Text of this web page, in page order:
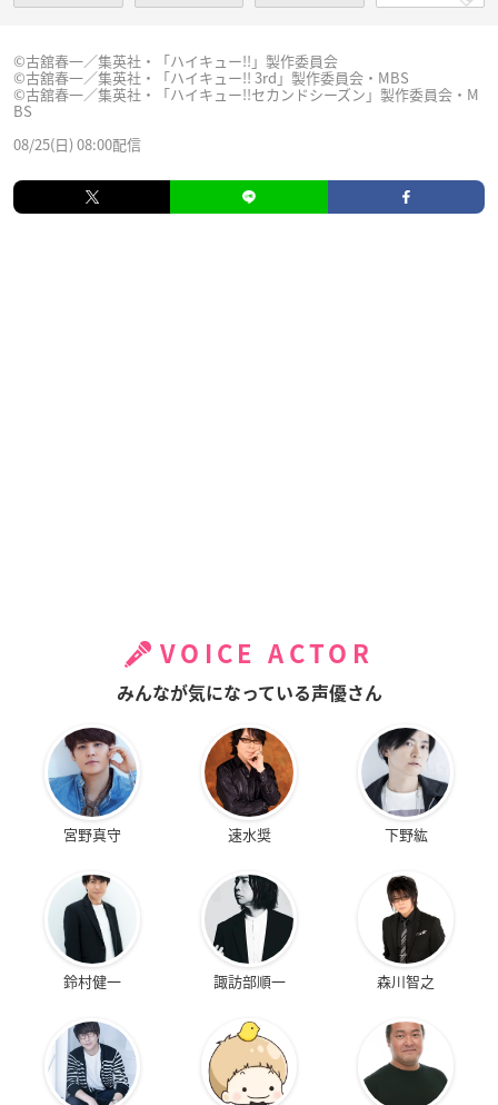
©古舘春一／集英社・「ハイキュー!!」製作委員会
©古舘春一／集英社・「ハイキュー!! 3rd」製作委員会・MBS
©古舘春一／集英社・「ハイキュー!!セカンドシーズン」製作委員会・M
BS
08/25(日) 08:00配信
VOICE ACTOR
みんなが気になっている声優さん
宮野真守 速水奨 下野紘
鈴村健一 諏訪部順一 森川智之